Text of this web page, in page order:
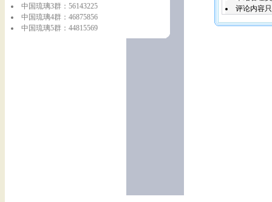
中国琉璃3群：56143225
中国琉璃4群：46875856
中国琉璃5群：44815569
评论内容